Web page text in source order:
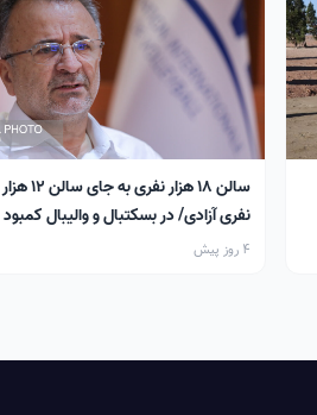
سالن ۱۸ هزار نفری به جای سالن ۱۲ هزار
نفری آزادی/ در بسکتبال و والیبال کمبود
سالن داریم
4 روز پیش